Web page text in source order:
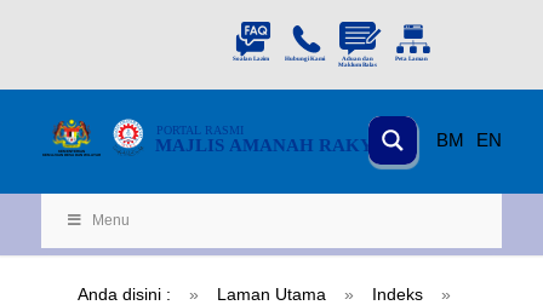
BM EN
MAJLIS AMANAH RAKYAT
PORTAL RASMI
KEMENTERIAN
KEMAJUAN DESA DAN WILA YAH
Menu
Anda disini : » Laman Utama » Indeks
»